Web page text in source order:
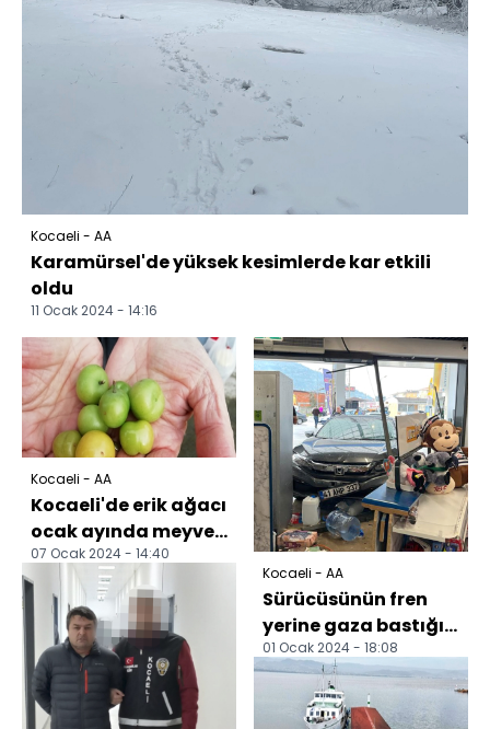
Kocaeli - AA
Karamürsel'de yüksek kesimlerde kar etkili
oldu
11 Ocak 2024 - 14:16
Kocaeli - AA
Kocaeli'de erik ağacı
ocak ayında meyve
verdi
07 Ocak 2024 - 14:40
Kocaeli - AA
Sürücüsünün fren
yerine gaza bastığı
otomobil markete
girdi
01 Ocak 2024 - 18:08